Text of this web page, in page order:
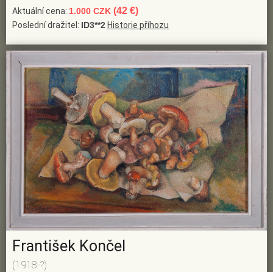
Aktuální cena: 1.000 CZK (42 €)
Poslední dražitel: ID3**2 Historie příhozu
František Končel
(1918-?)